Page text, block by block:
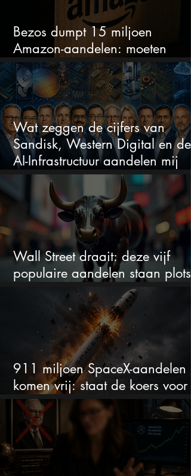
Bezos dumpt 15 miljoen
Amazon-aandelen: moeten
beleggers zich zorgen maken?
Wat zeggen de cijfers van
Sandisk, Western Digital en de
AI-Infrastructuur aandelen mij
werkelijk
Wall Street draait: deze vijf
populaire aandelen staan plots
onder spanning
911 miljoen SpaceX-aandelen
komen vrij: staat de koers voor
een nieuwe crash?